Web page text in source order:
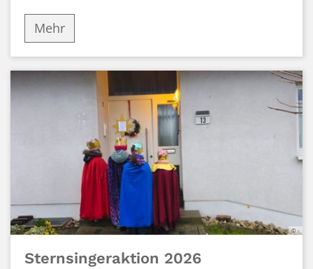
Mehr
© -
Sternsingeraktion 2026